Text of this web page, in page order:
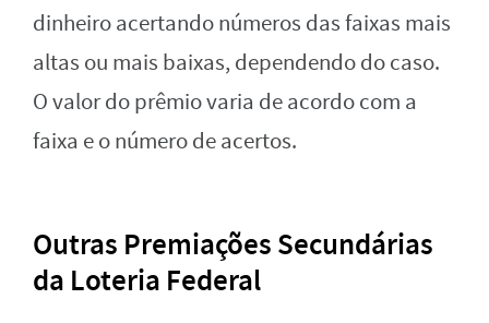
dinheiro acertando números das faixas mais
altas ou mais baixas, dependendo do caso.
O valor do prêmio varia de acordo com a
faixa e o número de acertos.
Outras Premiações Secundárias
da Loteria Federal